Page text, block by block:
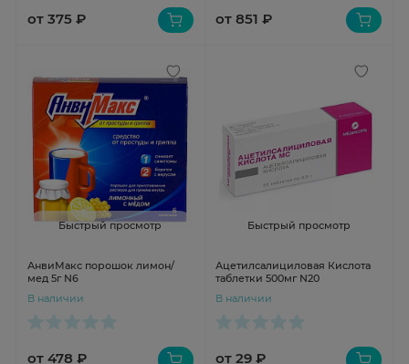
от 375 ₽ от 851 ₽
Быстрый просмотр
АнвиМакс порошок лимон/
мед 5г N6
В наличии
от 478 ₽
Быстрый просмотр
Ацетилсалициловая Кислота
таблетки 500мг N20
В наличии
от 29 ₽